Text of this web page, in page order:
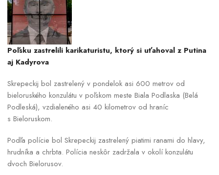
Poľsku zastrelili karikaturistu, ktorý si uťahoval z Putina
aj Kadyrova
Skrepeckij bol zastrelený v pondelok asi 600 metrov od
bieloruského konzulátu v poľskom meste Biala Podlaska (Belá
Podleská), vzdialeného asi 40 kilometrov od hraníc
s Bieloruskom.
Podľa polície bol Skrepeckij zastrelený piatimi ranami do hlavy,
hrudníka a chrbta. Polícia neskôr zadržala v okolí konzulátu
dvoch Bielorusov.